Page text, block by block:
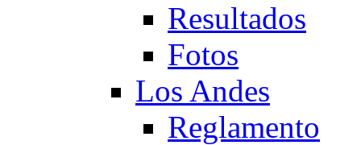
Resultados
Fotos
Los Andes
Reglamento